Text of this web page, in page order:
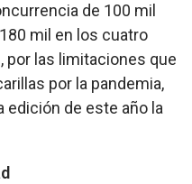
de 100 mil
mil en los cuatro
por las limitaciones que
por la pandemia,
edición de este año la